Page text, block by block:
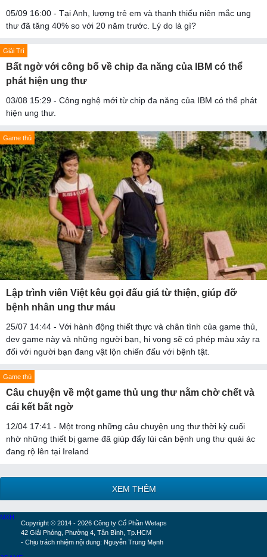
05/09 16:00 - Tại Anh, lượng trẻ em và thanh thiếu niên mắc ung
thư đã tăng 40% so với 20 năm trước. Lý do là gì?
Giải Trí
Bất ngờ với công bố về chip đa năng của IBM có thể
phát hiện ung thư
03/08 15:29 - Công nghệ mới từ chip đa năng của IBM có thể phát
hiện ung thư.
Game thủ
Lập trình viên Việt kêu gọi đấu giá từ thiện, giúp đỡ
bệnh nhân ung thư máu
25/07 14:44 - Với hành động thiết thực và chân tình của game thủ,
dev game này và những người bạn, hi vọng sẽ có phép màu xảy ra
đối với người bạn đang vật lộn chiến đấu với bệnh tật.
Game thủ
Câu chuyện về một game thủ ung thư nằm chờ chết và
cái kết bất ngờ
12/04 17:41 - Một trong những câu chuyện ung thư thời kỳ cuối
nhờ những thiết bị game đã giúp đẩy lùi căn bệnh ung thư quái ác
đang rộ lên tại Ireland
XEM THÊM
Copyright © 2014 - 2026 Công ty Cổ Phần Wetaps
42 Giải Phóng, Phường 4, Tân Bình, Tp.HCM
- Chịu trách nhiệm nội dung: Nguyễn Trung Mạnh
MXH